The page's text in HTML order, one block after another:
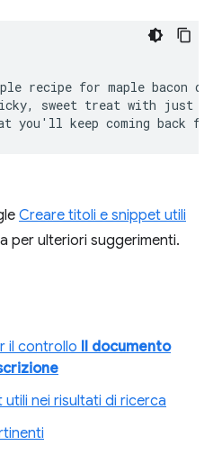
recipe for maple bacon
sweet treat with just a
you'll keep coming back
Creare titoli e snippet utili
per ulteriori suggerimenti.
il controllo Il documento
nei risultati di ricerca